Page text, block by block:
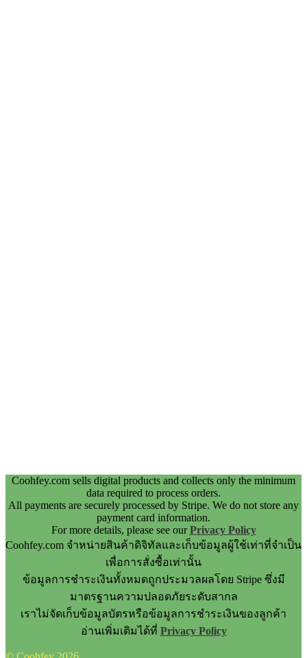
Coohfey.com sells digital products and collects only the minimum
data required to process orders.
All payments are securely processed by Stripe. We do not store any
payment card information.
For more details, please see ourPrivacy Policy
Coohfey.com จำหน่ายสินค้าดิจิทัลและเก็บข้อมูลผู้ใช้เท่าที่จำเป็น
เพื่อการสั่งซื้อเท่านั้น
ข้อมูลการชำระเงินทั้งหมดถูกประมวลผลโดย Stripe ซึ่งมี
มาตรฐานความปลอดภัยระดับสากล
เราไม่จัดเก็บข้อมูลบัตรหรือข้อมูลการชำระเงินของลูกค้า
อ่านเพิ่มเติมได้ที่ Privacy Policy